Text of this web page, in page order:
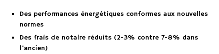
Des performances énergétiques conformes aux nouvelles
normes
Des frais de notaire réduits (2-3% contre 7-8% dans
l’ancien)